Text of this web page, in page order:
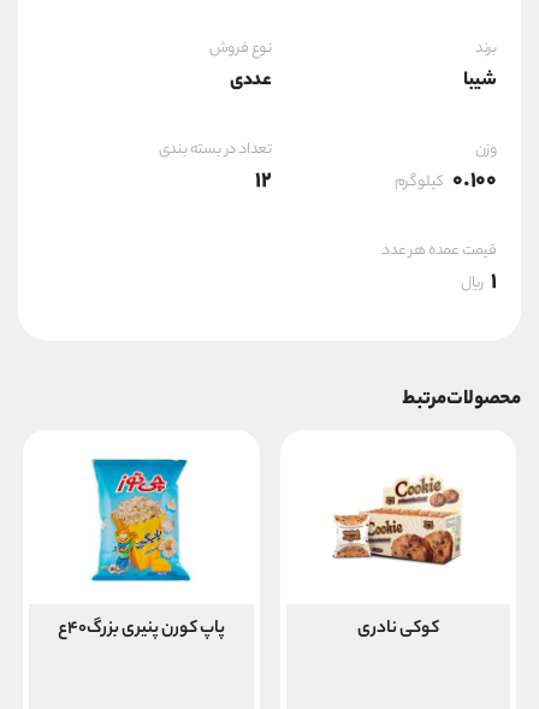
برند
شیبا
نوع فروش
عددی
وزن
0.100 کیلوگرم
تعداد در بسته بندی
12
قیمت عمده هر عدد
1 ریال
محصولات مرتبط
کوکی نادری پاپ کورن پنیری بزرگ۴۰ع